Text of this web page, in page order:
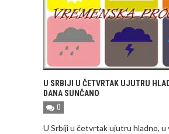
U SRBIJI U ČETVRTAK UJUTRU
DANA SUNČANO
0
U Srbiji u četvrtak ujutru hladno, u